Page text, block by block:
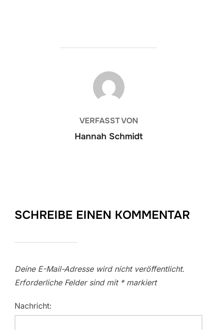
BEITRAGSAUTOR
VERFASST VON
Hannah Schmidt
SCHREIBE EINEN KOMMENTAR
Deine E-Mail-Adresse wird nicht veröffentlicht.
Erforderliche Felder sind mit *markiert
Nachricht: